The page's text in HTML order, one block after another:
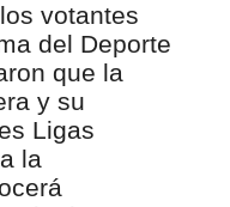
votantes
del Deporte
que la
y su
Ligas
la